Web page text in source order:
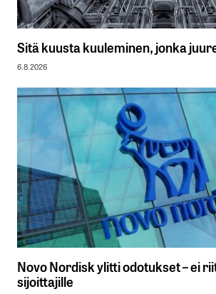
Sitä kuusta kuuleminen, jonka
6.8.2026
Novo Nordisk ylitti odotukset – ei
sijoittajille